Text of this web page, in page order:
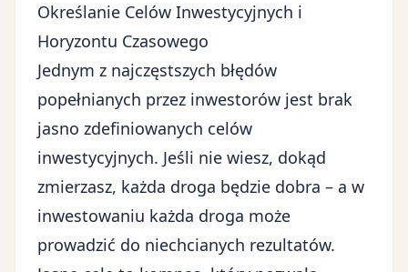
Określanie Celów Inwestycyjnych i
Horyzontu Czasowego
Jednym z najczęstszych błędów
popełnianych przez inwestorów jest brak
jasno zdefiniowanych celów
inwestycyjnych. Jeśli nie wiesz, dokąd
zmierzasz, każda droga będzie dobra – a w
inwestowaniu każda droga może
prowadzić do niechcianych rezultatów.